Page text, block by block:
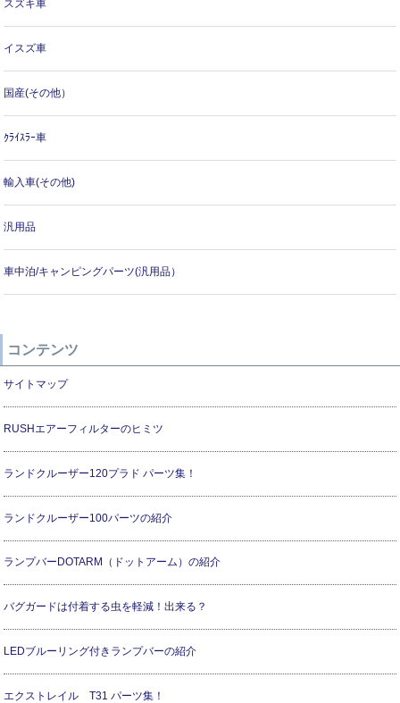
スズキ車
イスズ車
国産(その他）
ｸﾗｲｽﾗｰ車
輸入車(その他)
汎用品
車中泊/キャンピングパーツ(汎用品）
コンテンツ
サイトマップ
RUSHエアーフィルターのヒミツ
ランドクルーザー120プラド パーツ集！
ランドクルーザー100パーツの紹介
ランプバーDOTARM（ドットアーム）の紹介
バグガードは付着する虫を軽減！出来る？
LEDブルーリング付きランプバーの紹介
エクストレイル T31 パーツ集！